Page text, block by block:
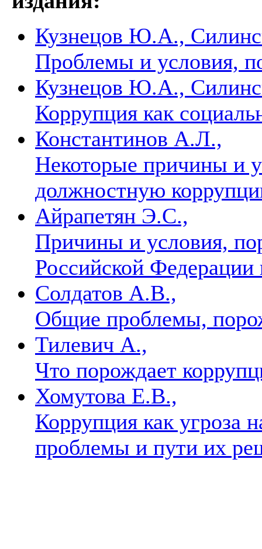
Кузнецов Ю.А.,
Проблемы и условия,
Кузнецов Ю.А.,
Коррупция как
Константинов А.Л.,
Некоторые причины и
должностную
Айрапетян Э.С.,
Причины и условия,
Российской
Солдатов А.В.,
Общие проблемы,
Тилевич А.,
Что порождает
Хомутова Е.В.,
Коррупция как угроза
проблемы и пути их